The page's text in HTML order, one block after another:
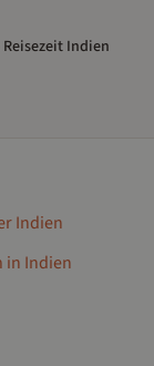
Reisezeit Indien
Indien
in Indien